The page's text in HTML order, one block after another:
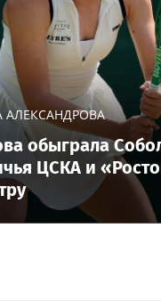
АЛЕКСАНДРОВА
обыграла
ЦСКА и